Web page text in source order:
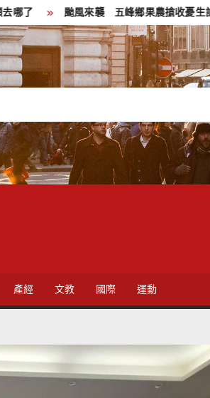
颱風來襲 五峰鄉果農搶收憂生計 徐欣瑩臉
產經 文教 國際 運動